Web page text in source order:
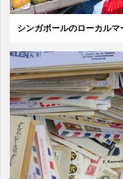
シンガポールのローカル